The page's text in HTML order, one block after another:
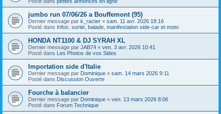
jumbo run 07/06/26 a Bouffemont (95)
Dernier message par k_racter « sam. 11 avr. 2026 18:16
Posté dans Infos: sortie, balade, manifestation side-car et moto
HONDA NT1100 & DJ SYRAH XL
Dernier message par JAB74 « ven. 3 avr. 2026 10:41
Posté dans Les Photos de vos Sides
Importation side d'Italie
Dernier message par Dominique « sam. 14 mars 2026 9:11
Posté dans Discussion Ouverte
Fourche à balancier
Dernier message par Dominique « ven. 13 mars 2026 8:06
Posté dans Forum Technique